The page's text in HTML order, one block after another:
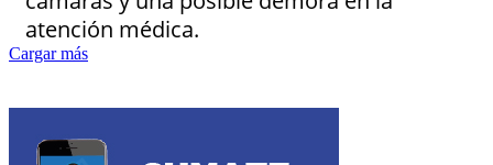
atención médica.
Cargar más